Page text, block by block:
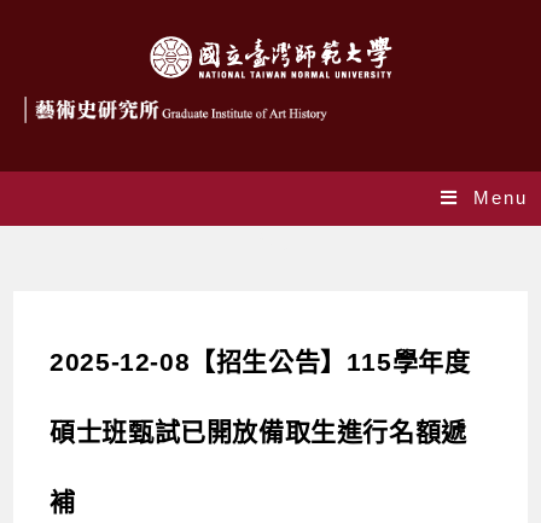
Menu
2025-12-08【招生公告】115學年度
碩士班甄試已開放備取生進行名額遞
補